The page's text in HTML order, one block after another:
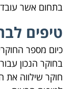
בתחום אשר
טיפים
כיום מספר
בחוקר הנכון
חוקר שילווה